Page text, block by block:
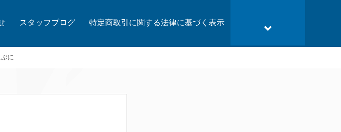
スタッフブログ 特定商取引に関する法律に基づく表示
に